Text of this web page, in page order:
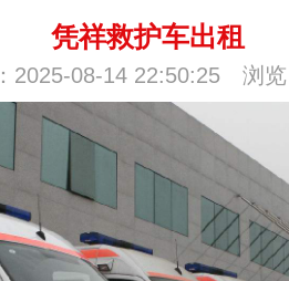
凭祥救护车出租
2025-08-14 22:50:25 浏览